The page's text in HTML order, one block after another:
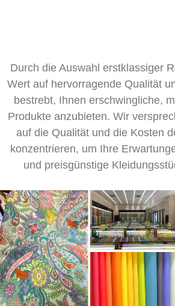
Durch die Auswahl erstklassiger
Wert auf hervorragende Qualität
bestrebt, Ihnen erschwingliche,
Produkte anzubieten. Wir
auf die Qualität und die Kosten
konzentrieren, um Ihre
und preisgünstige